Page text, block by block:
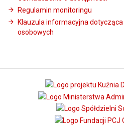
Regulamin monitoringu
Klauzula informacyjna
osobowych